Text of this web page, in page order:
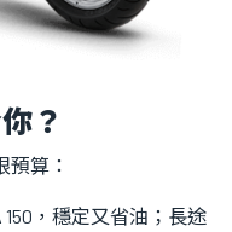
？
預算：
150，穩定又省油；長途